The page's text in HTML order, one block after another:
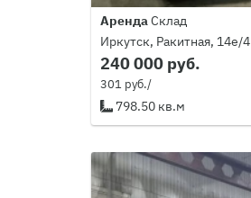
АрендаСклад
Иркутск, Ракитная, 14е/4
240 000 руб.
301 руб./
798.50 кв.м